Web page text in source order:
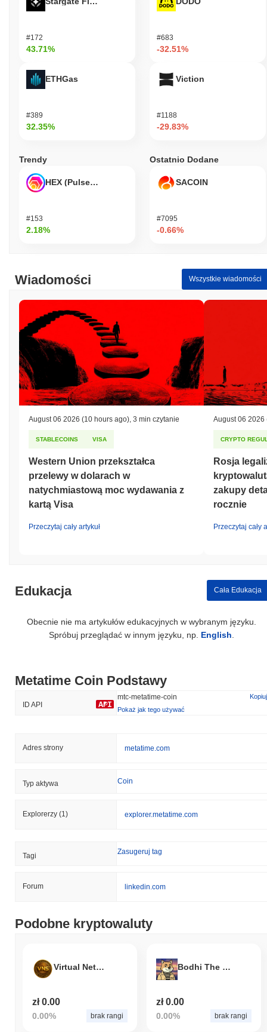
#172
43.71%
ETHGas
#389
32.35%
#683
-32.51%
Viction
#1188
-29.83%
Trendy
HEX (Pulsechain)
#153
2.18%
Ostatnio Dodane
SACOIN
#7095
-0.66%
Wiadomości Wszystkie wiadomości
August 06 2026 (10 hours ago) 3 min czytanie
STABLECOINS VISA
Western Union przekształca
przelewy w dolarach w
natychmiastową moc wydawania z
kartą Visa
Przeczytaj cały artykuł
August 06 2026
CRYPTO
Rosja
zakupy
rocznie
Przeczytaj cały
Edukacja Cała Edukacja
Obecnie nie ma artykułów edukacyjnych w wybranym języku.
Spróbuj przeglądać w innym języku, np. English
Metatime Coin Podstawy
ID API
mtc-metatime-coin
Kopiuj
Pokaż jak tego używać
Adres strony metatime.com
Typ aktywa Coin
Explorerzy (1) explorer.metatime.com
Tagi Zasugeruj tag
Forum linkedin.com
Podobne kryptowaluty
Virtual Network Service Coin
zł 0.00
0.00% brak rangi
Bodhi The Inu
zł 0.00
0.00% brak rangi